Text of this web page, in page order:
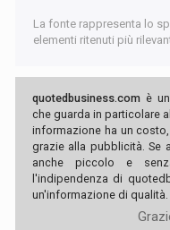
La fonte rappresenta lo
elementi ritenuti più
quotedbusiness.com è
che guarda in particolare
informazione ha un
grazie alla pubblicità. Se
anche piccolo e
l'indipendenza di
un'informazione di